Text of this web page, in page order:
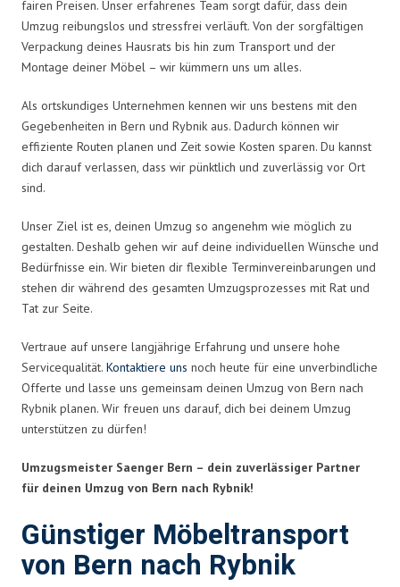
fairen Preisen. Unser erfahrenes Team sorgt dafür, dass dein
Umzug reibungslos und stressfrei verläuft. Von der sorgfältigen
Verpackung deines Hausrats bis hin zum Transport und der
Montage deiner Möbel – wir kümmern uns um alles.
Als ortskundiges Unternehmen kennen wir uns bestens mit den
Gegebenheiten in Bern und Rybnik aus. Dadurch können wir
effiziente Routen planen und Zeit sowie Kosten sparen. Du kannst
dich darauf verlassen, dass wir pünktlich und zuverlässig vor Ort
sind.
Unser Ziel ist es, deinen Umzug so angenehm wie möglich zu
gestalten. Deshalb gehen wir auf deine individuellen Wünsche und
Bedürfnisse ein. Wir bieten dir flexible Terminvereinbarungen und
stehen dir während des gesamten Umzugsprozesses mit Rat und
Tat zur Seite.
Vertraue auf unsere langjährige Erfahrung und unsere hohe
Servicequalität. Kontaktiere uns noch heute für eine unverbindliche
Offerte und lasse uns gemeinsam deinen Umzug von Bern nach
Rybnik planen. Wir freuen uns darauf, dich bei deinem Umzug
unterstützen zu dürfen!
Umzugsmeister Saenger Bern – dein zuverlässiger Partner
für deinen Umzug von Bern nach Rybnik!
Günstiger Möbeltransport
von Bern nach Rybnik